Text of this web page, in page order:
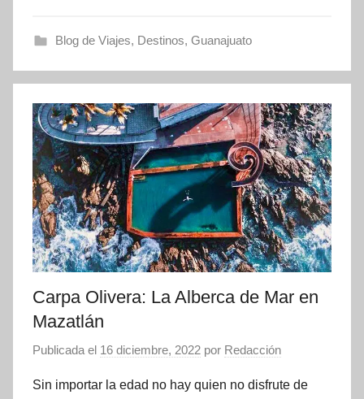
Blog de Viajes, Destinos, Guanajuato
Carpa Olivera: La Alberca de Mar en
Mazatlán
Publicada el 16 diciembre, 2022 por Redacción
Sin importar la edad no hay quien no disfrute de